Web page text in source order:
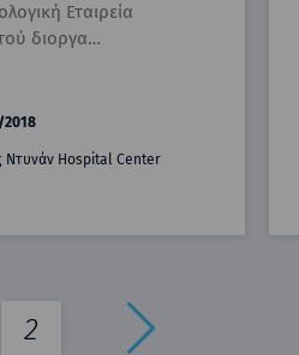
Εταιρεία
διοργα…
Ντυνάν Hospital Center
2